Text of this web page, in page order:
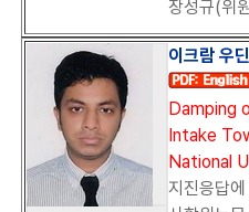
장성규(위
이크람
Damping
Intake
National
지진응답